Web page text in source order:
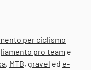
per ciclismo
pro team e
, MTB, gravel ed e-